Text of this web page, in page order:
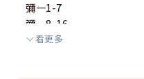
彌一1-7
彌一8-16
彌二1-11
看更多